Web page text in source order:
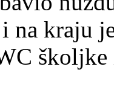
na kraju
školjke